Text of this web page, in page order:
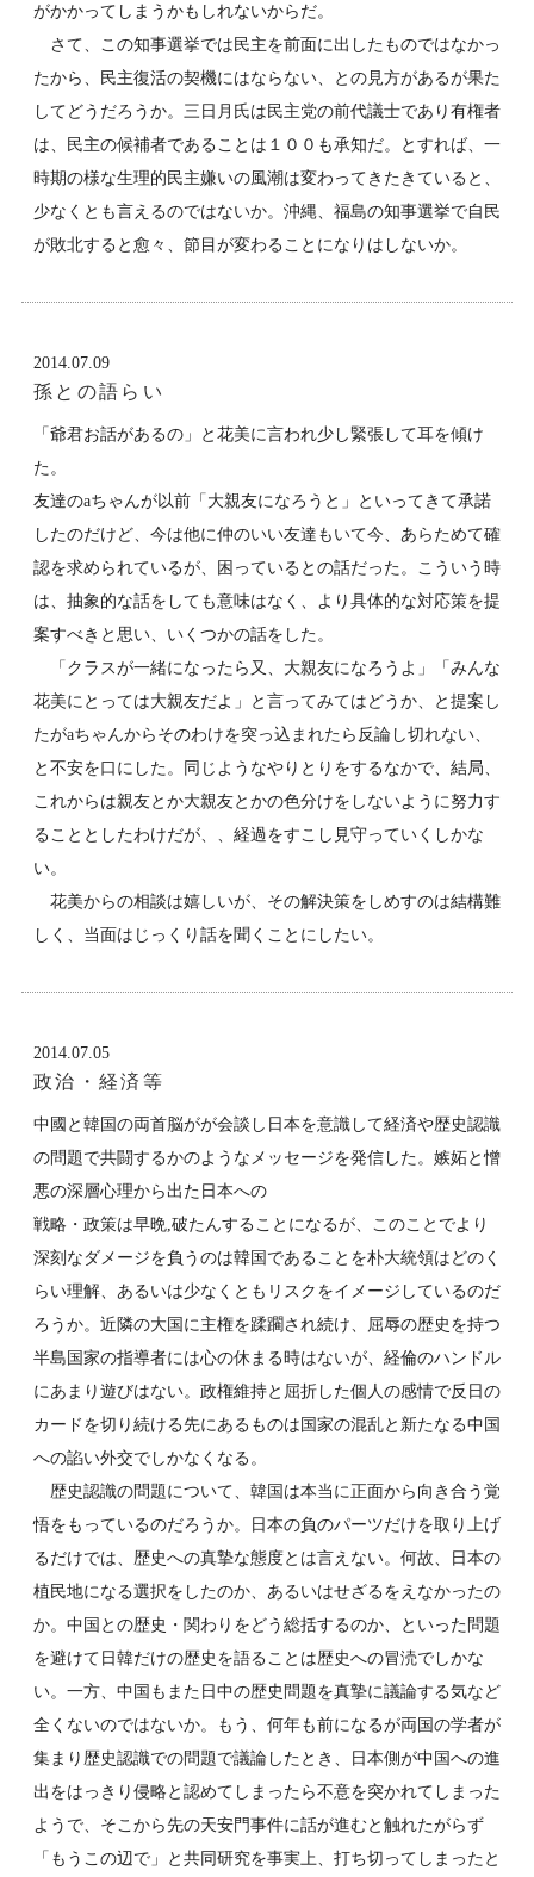
がかかってしまうかもしれないからだ。
さて、この知事選挙では民主を前面に出したものではなかっ
たから、民主復活の契機にはならない、との見方があるが果た
してどうだろうか。三日月氏は民主党の前代議士であり有権者
は、民主の候補者であることは１００も承知だ。とすれば、一
時期の様な生理的民主嫌いの風潮は変わってきたきていると、
少なくとも言えるのではないか。沖縄、福島の知事選挙で自民
が敗北すると愈々、節目が変わることになりはしないか。
2014.07.09
孫との語らい
「爺君お話があるの」と花美に言われ少し緊張して耳を傾け
た。
友達のaちゃんが以前「大親友になろうと」といってきて承諾
したのだけど、今は他に仲のいい友達もいて今、あらためて確
認を求められているが、困っているとの話だった。こういう時
は、抽象的な話をしても意味はなく、より具体的な対応策を提
案すべきと思い、いくつかの話をした。
「クラスが一緒になったら又、大親友になろうよ」「みんな
花美にとっては大親友だよ」と言ってみてはどうか、と提案し
たがaちゃんからそのわけを突っ込まれたら反論し切れない、
と不安を口にした。同じようなやりとりをするなかで、結局、
これからは親友とか大親友とかの色分けをしないように努力す
ることとしたわけだが、、経過をすこし見守っていくしかな
い。
花美からの相談は嬉しいが、その解決策をしめすのは結構難
しく、当面はじっくり話を聞くことにしたい。
2014.07.05
政治・経済等
中國と韓国の両首脳がが会談し日本を意識して経済や歴史認識
の問題で共闘するかのようなメッセージを発信した。嫉妬と憎
悪の深層心理から出た日本への
戦略・政策は早晩,破たんすることになるが、このことでより
深刻なダメージを負うのは韓国であることを朴大統領はどのく
らい理解、あるいは少なくともリスクをイメージしているのだ
ろうか。近隣の大国に主権を蹂躙され続け、屈辱の歴史を持つ
半島国家の指導者には心の休まる時はないが、経倫のハンドル
にあまり遊びはない。政権維持と屈折した個人の感情で反日の
カードを切り続ける先にあるものは国家の混乱と新たなる中国
への諂い外交でしかなくなる。
歴史認識の問題について、韓国は本当に正面から向き合う覚
悟をもっているのだろうか。日本の負のパーツだけを取り上げ
るだけでは、歴史への真摯な態度とは言えない。何故、日本の
植民地になる選択をしたのか、あるいはせざるをえなかったの
か。中国との歴史・関わりをどう総括するのか、といった問題
を避けて日韓だけの歴史を語ることは歴史への冒涜でしかな
い。一方、中国もまた日中の歴史問題を真摯に議論する気など
全くないのではないか。もう、何年も前になるが両国の学者が
集まり歴史認識での問題で議論したとき、日本側が中国への進
出をはっきり侵略と認めてしまったら不意を突かれてしまった
ようで、そこから先の天安門事件に話が進むと触れたがらず
「もうこの辺で」と共同研究を事実上、打ち切ってしまったと